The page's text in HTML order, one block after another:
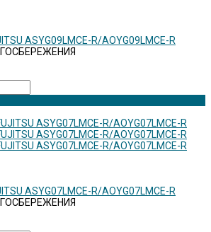
ASYG09LMCE-R/AOYG09LMCE-R
ASYG07LMCE-R/AOYG07LMCE-R